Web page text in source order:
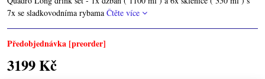
7x se sladkovodníma rybama Čtěte více
Předobjednávka [preorder]
3199 Kč